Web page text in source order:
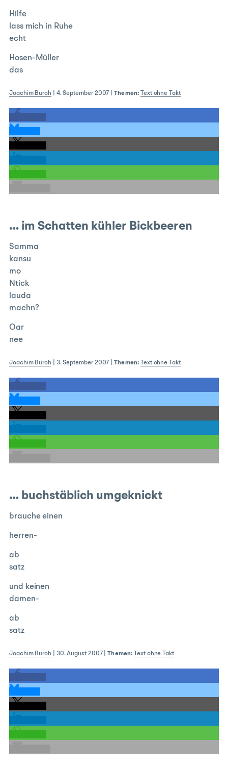
Hilfe
lass mich in Ruhe
echt
Hosen-Müller
das
Joachim Buroh 4. September 2007 |Themen: Text ohne Takt
… im Schatten kühler Bickbeeren
Samma
kansu
mo
Ntick
lauda
machn?
Oar
nee
Joachim Buroh 3. September 2007 |Themen: Text ohne Takt
… buchstäblich umgeknickt
brauche einen
herren-
ab
satz
und keinen
damen-
ab
satz
Joachim Buroh 30. August 2007|Themen: Text ohne Takt